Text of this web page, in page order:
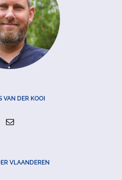
VAN DER KOOI
VLAANDEREN